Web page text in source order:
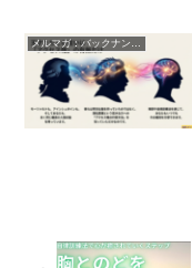
メルマガ：バックナンバー